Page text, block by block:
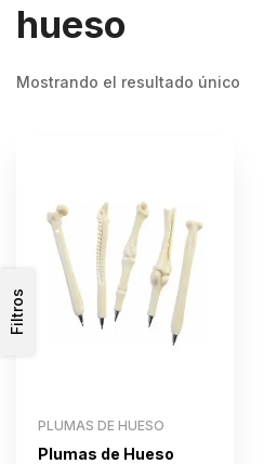
Filtros
hueso
Mostrando el resultado único
PLUMAS DE HUESO
Plumas de Hueso